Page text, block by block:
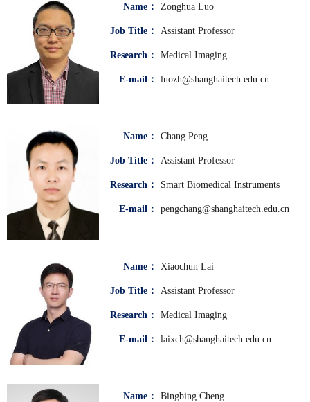
Name： Zonghua Luo
Job Title： Assistant Professor
Research： Medical Imaging
E-mail： luozh@shanghaitech.edu.cn
Name： Chang Peng
Job Title： Assistant Professor
Research： Smart Biomedical Instruments
E-mail： pengchang@shanghaitech.edu.cn
Name： Xiaochun Lai
Job Title： Assistant Professor
Research： Medical Imaging
E-mail： laixch@shanghaitech.edu.cn
Name： Bingbing Cheng